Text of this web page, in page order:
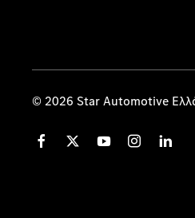
© 2026 Star Automotive